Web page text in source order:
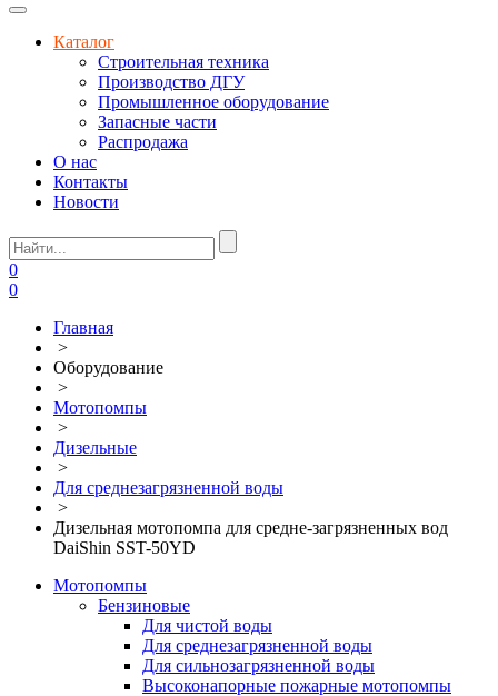
Каталог
Строительная техника
Производство ДГУ
Промышленное оборудование
Запасные части
Распродажа
О нас
Контакты
Новости
0
0
Главная
>
Оборудование
>
Мотопомпы
>
Дизельные
>
Для среднезагрязненной воды
>
Дизельная мотопомпа для средне-загрязненных вод
DaiShin SST-50YD
Мотопомпы
Бензиновые
Для чистой воды
Для среднезагрязненной воды
Для сильнозагрязненной воды
Высоконапорные пожарные мотопомпы